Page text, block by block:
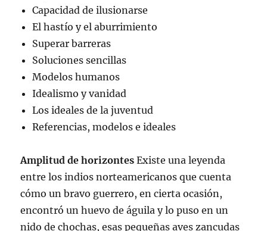
Capacidad de ilusionarse
El hastío y el aburrimiento
Superar barreras
Soluciones sencillas
Modelos humanos
Idealismo y vanidad
Los ideales de la juventud
Referencias, modelos e ideales
Amplitud de horizontes Existe una leyenda
entre los indios norteamericanos que cuenta
cómo un bravo guerrero, en cierta ocasión,
encontró un huevo de águila y lo puso en un
nido de chochas, esas pequeñas aves zancudas